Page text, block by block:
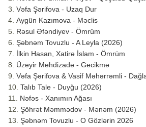
Vəfa Şərifova - Uzaq Dur
Aygün Kazımova - Məclis
Rəsul Əfəndiyev - Ömrüm
Şəbnəm Tovuzlu - A Leyla (2026)
İlkin Hasan, Xatirə İslam - Ömrüm
Üzeyir Mehdizadə - Gecikmə
Vəfa Şərifova & Vasif Məhərrəmli -
Talıb Tale - Duyğu (2026)
Nəfəs - Xanımın Ağası
Şöhrət Məmmədov - Mənəm (2026)
Şəbnəm Tovuzlu - O Gözlərin 2026